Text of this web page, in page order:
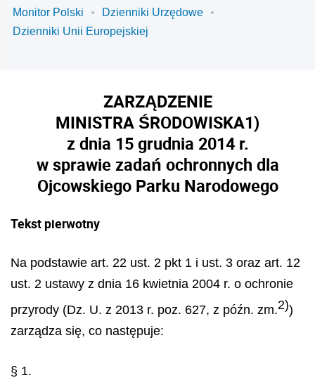
Monitor Polski
Dzienniki Urzędowe
Dzienniki Unii Europejskiej
ZARZĄDZENIE
MINISTRA ŚRODOWISKA1)
z dnia 15 grudnia 2014 r.
w sprawie zadań ochronnych dla
Ojcowskiego Parku Narodowego
Tekst pierwotny
Na podstawie art. 22 ust. 2 pkt 1 i ust. 3 oraz art. 12
ust. 2 ustawy z dnia 16 kwietnia 2004 r. o ochronie
przyrody (Dz. U. z 2013 r. poz. 627, z późn. zm.2))
zarządza się, co następuje:
§ 1.